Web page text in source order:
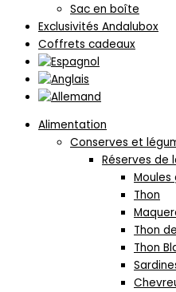
Sac en boîte
Exclusivités Andalubox
Coffrets cadeaux
Alimentation
Conserves et
Réserves de
Moules
Thon
Thon
Thon